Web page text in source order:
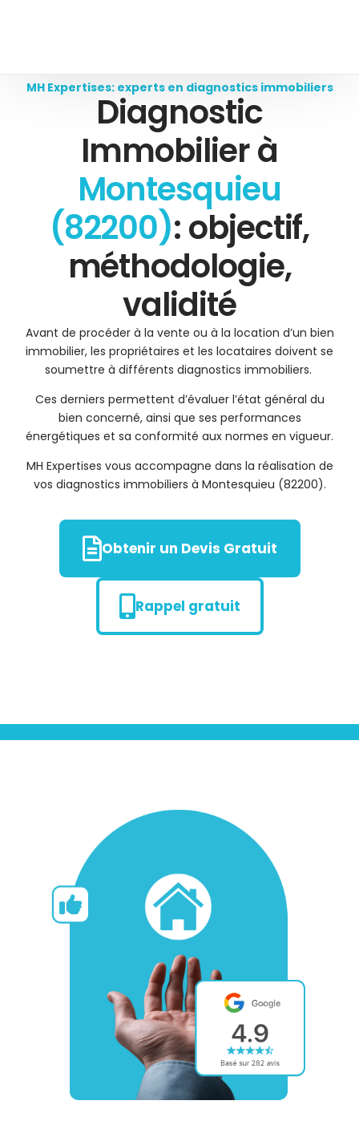
MH Expertises: experts en diagnostics immobiliers
Diagnostic
Immobilier à
Montesquieu
(82200): objectif,
méthodologie,
validité
Avant de procéder à la vente ou à la location d’un bien
immobilier, les propriétaires et les locataires doivent se
soumettre à différents diagnostics immobiliers.
Ces derniers permettent d’évaluer l’état général du
bien concerné, ainsi que ses performances
énergétiques et sa conformité aux normes en vigueur.
MH Expertises vous accompagne dans la réalisation de
vos diagnostics immobiliers à Montesquieu (82200).
Obtenir un Devis Gratuit
Rappel gratuit